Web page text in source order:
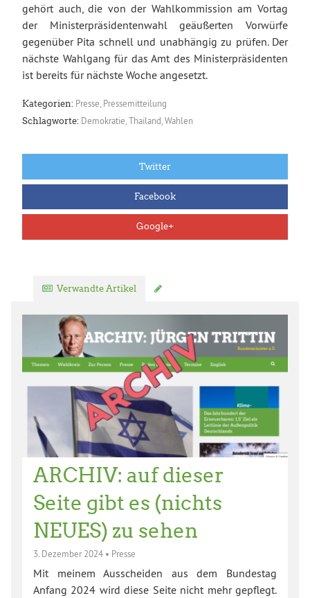
gehört auch, die von der Wahlkommission am Vortag
der Ministerpräsidentenwahl geäußerten Vorwürfe
gegenüber Pita schnell und unabhängig zu prüfen. Der
nächste Wahlgang für das Amt des Ministerpräsidenten
ist bereits für nächste Woche angesetzt.
Kategorien: Presse Pressemitteilung
Schlagworte: Demokratie Thailand Wahlen
Twitter
Facebook
Google+
Verwandte Artikel
ARCHIV: auf dieser
Seite gibt es (nichts
NEUES) zu sehen
3. Dezember 2024 • Presse
Mit meinem Ausscheiden aus dem Bundestag
Anfang 2024 wird diese Seite nicht mehr gepflegt.